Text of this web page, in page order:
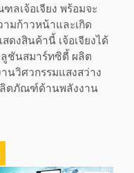
ลเจ้อเจียง พร้อมจะ
มก้าวหน้าและเกิด
ดงสินค้านี้ เจ้อเจียงได้
ลูชันสมาร์ทซิตี้ ผลิต
วิศวกรรมแสงสว่าง
ลิตภัณฑ์ด้านพลังงาน